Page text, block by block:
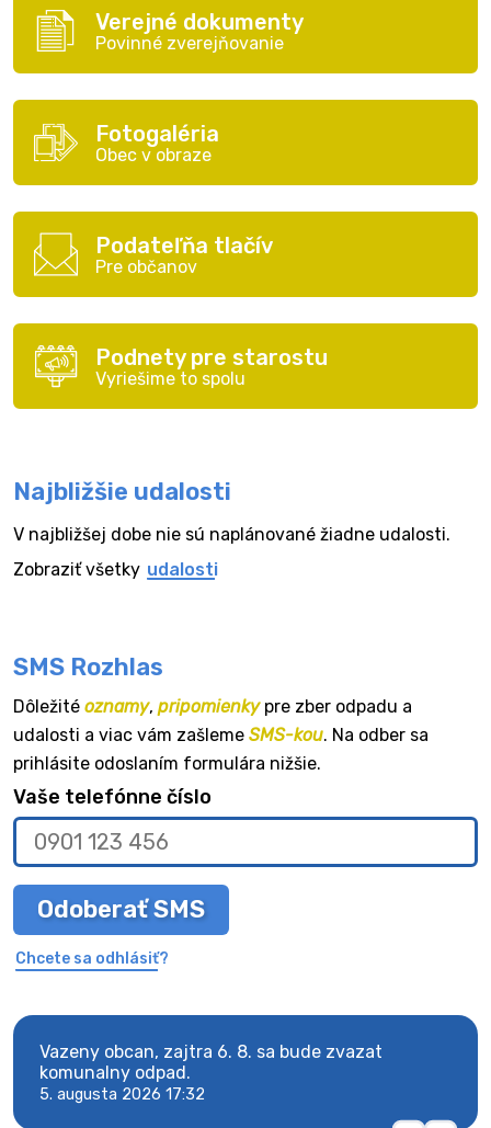
Verejné dokumenty
Povinné zverejňovanie
Fotogaléria
Obec v obraze
Podateľňa tlačív
Pre občanov
Podnety pre starostu
Vyriešime to spolu
Najbližšie udalosti
V najbližšej dobe nie sú naplánované žiadne udalosti.
Zobraziť všetky udalosti
SMS Rozhlas
Dôležité oznamy, pripomienkypre zber odpadu a
udalosti a viac vám zašleme SMS-kou. Na odber sa
prihlásite odoslaním formulára nižšie.
Vaše telefónne číslo
Odoberať SMS
Chcete sa odhlásiť?
Vazeny obcan, zajtra 6. 8. sa bude zvazat
komunalny odpad.
5. augusta 2026 17:32